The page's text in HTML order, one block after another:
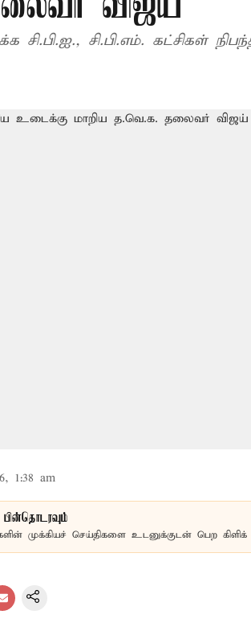
சி.பி.ஐ., சி.பி.எம். கட்சிகள்
1:38 am
பின்தொடரவும்
முக்கியச் செய்திகளை உடனுக்குடன் பெற கிளிக்